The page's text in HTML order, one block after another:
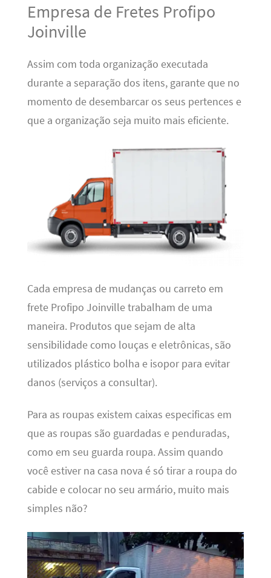
Empresa de Fretes Profipo
Joinville
Assim com toda organização executada
durante a separação dos itens, garante que no
momento de desembarcar os seus pertences e
que a organização seja muito mais eficiente.
Cada empresa de mudanças ou carreto em
frete Profipo Joinville trabalham de uma
maneira. Produtos que sejam de alta
sensibilidade como louças e eletrônicas, são
utilizados plástico bolha e isopor para evitar
danos (serviços a consultar).
Para as roupas existem caixas especificas em
que as roupas são guardadas e penduradas,
como em seu guarda roupa. Assim quando
você estiver na casa nova é só tirar a roupa do
cabide e colocar no seu armário, muito mais
simples não?